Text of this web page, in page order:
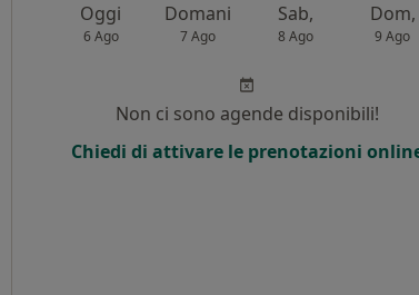
Oggi
6 Ago
Domani
7 Ago
Sab,
8 Ago
Dom,
9 Ago
Non ci sono agende disponibili!
Chiedi di attivare le prenotazioni